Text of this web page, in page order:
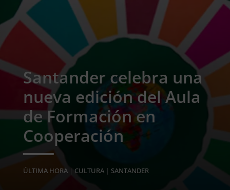
Santander celebra una
nueva edición del Aula
de Formación en
Cooperación
ÚLTIMA HORA| CULTURA| SANTANDER